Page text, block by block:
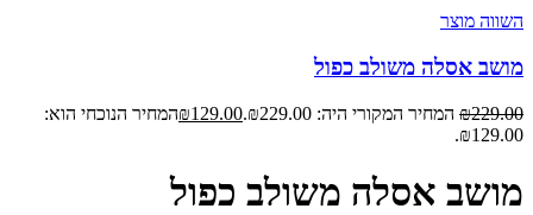
השווה מוצר
מושב אסלה משולב כפול
₪229.00 המחיר המקורי היה: ₪229.00. ₪129.00
המחיר הנוכחי הוא:
₪129.00.
מושב אסלה משולב כפול